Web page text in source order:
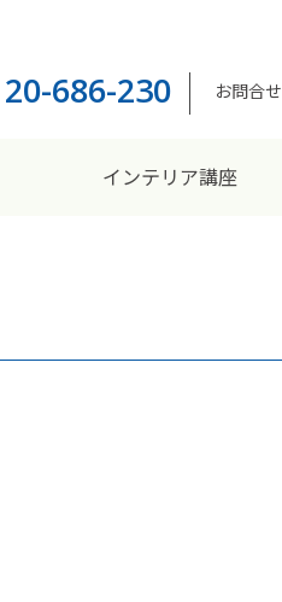
686-230 お問合せ
インテリア講座